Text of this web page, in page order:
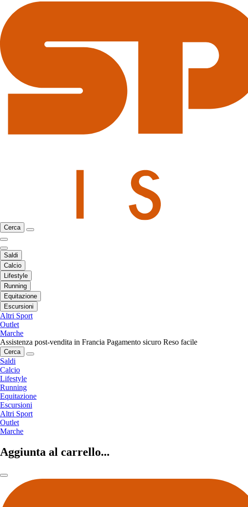
Cerca
Saldi
Calcio
Lifestyle
Running
Equitazione
Escursioni
Altri Sport
Outlet
Marche
Assistenza post-vendita in Francia Pagamento sicuro Reso facile
Cerca
Saldi
Calcio
Lifestyle
Running
Equitazione
Escursioni
Altri Sport
Outlet
Marche
Aggiunta al carrello...